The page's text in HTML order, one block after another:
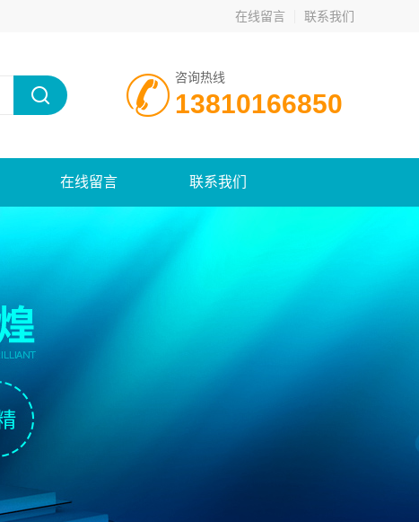
在线留言 联系我们
咨询热线
13810166850
在线留言 联系我们